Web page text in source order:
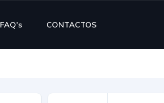
FAQ's CONTACTOS